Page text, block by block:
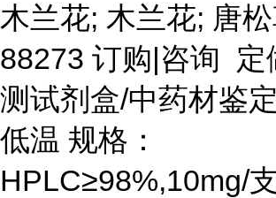
木兰花; 木兰花; 唐
88273 订购|咨询 定
测试剂盒/中药材鉴
低温 规格：
HPLC≥98%,10mg/